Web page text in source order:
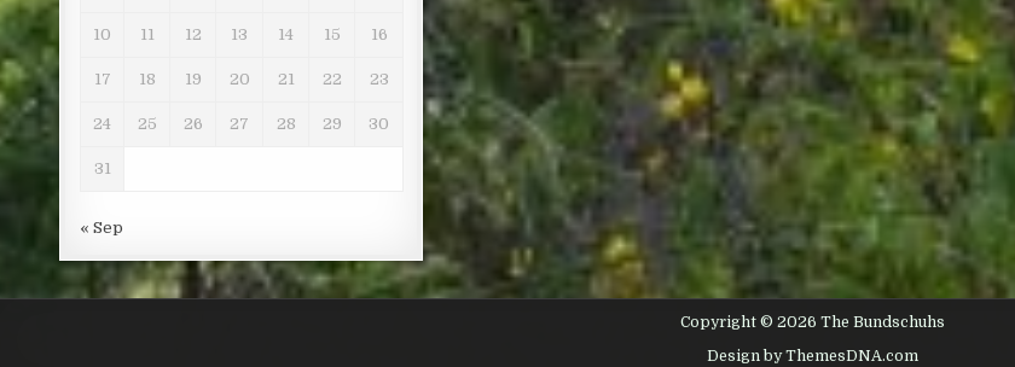
10 11 12 13 14 15 16
17 18 19 20 21 22 23
24 25 26 27 28 29 30
31
« Sep
Copyright © 2026 The Bundschuhs
Design by ThemesDNA.com